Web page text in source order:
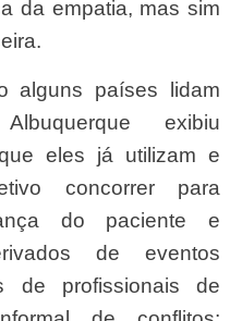
da empatia, mas sim
exibiu
eles já utilizam e
concorrer para
do paciente e
de eventos
de profissionais de